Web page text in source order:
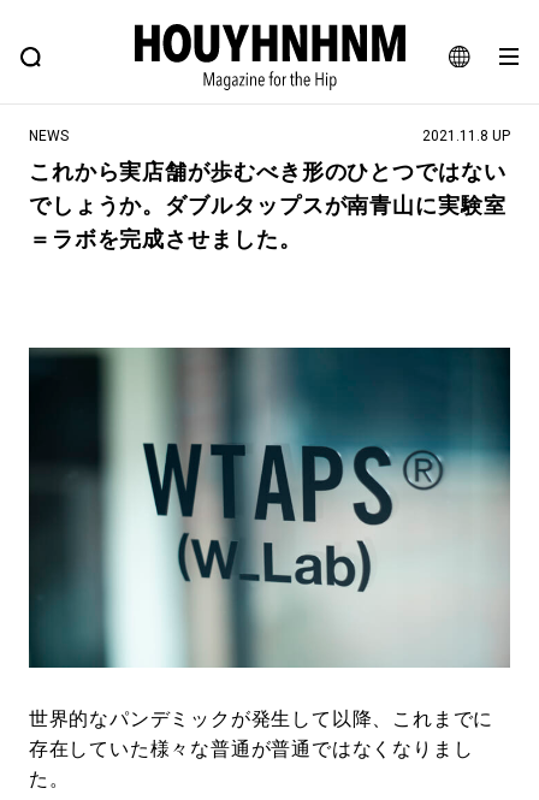
JA
EN
FEATURE BLOG SNAP
ヒップなファッション、カルチャー、ライフスタイルWEBマガジン
#注目のタグ
#NEW VINTAGE #マイナーグッド図鑑
#Commune H #FOCUS IT #AH.H
#FASHION #MUSIC #MOVIE
#SNEAKER #OUTDOOR
#HANDSOME HANDBOOK
NEWS 2021.11.8 UP
これから実店舗が歩むべき形のひとつではない
でしょうか。ダブルタップスが南青山に実験室
＝ラボを完成させました。
世界的なパンデミックが発生して以降、これまでに
存在していた様々な普通が普通ではなくなりまし
た。